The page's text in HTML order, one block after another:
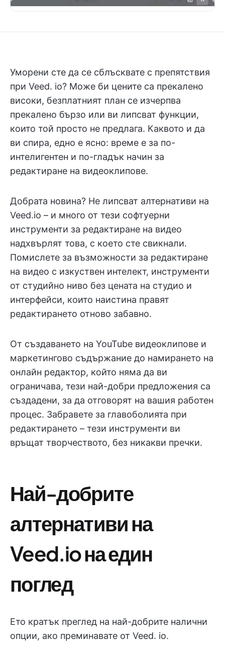
Уморени сте да се сблъсквате с препятствия
при Veed. io? Може би цените са прекалено
високи, безплатният план се изчерпва
прекалено бързо или ви липсват функции,
които той просто не предлага. Каквото и да
ви спира, едно е ясно: време е за по-
интелигентен и по-гладък начин за
редактиране на видеоклипове.
Добрата новина? Не липсват алтернативи на
Veed.io – и много от тези софтуерни
инструменти за редактиране на видео
надхвърлят това, с което сте свикнали.
Помислете за възможности за редактиране
на видео с изкуствен интелект, инструменти
от студийно ниво без цената на студио и
интерфейси, които наистина правят
редактирането отново забавно.
От създаването на YouTube видеоклипове и
маркетингово съдържание до намирането на
онлайн редактор, който няма да ви
ограничава, тези най-добри предложения са
създадени, за да отговорят на вашия работен
процес. Забравете за главоболията при
редактирането – тези инструменти ви
връщат творчеството, без никакви пречки.
Най-добрите
алтернативи на
Veed.io на един
поглед
Ето кратък преглед на най-добрите налични
опции, ако преминавате от Veed. io.